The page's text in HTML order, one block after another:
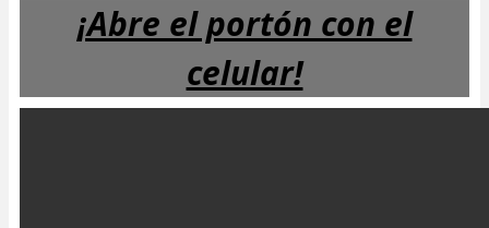
¡Abre el portón con el
celular!